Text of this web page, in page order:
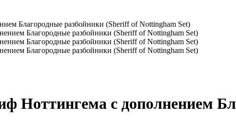
Благородные разбойники (Sheriff of Nottingham Set)
Ноттингема с дополнением